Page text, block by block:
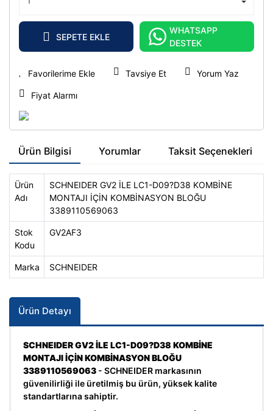
SEPETE EKLE
WHATSAPP
DESTEK
Tavsiye Et Yorum Yaz
Fiyat Alarmı
Ürün Bilgisi Yorumlar Taksit Seçenekleri
Ürün
Adı
SCHNEIDER GV2 İLE LC1-D09?D38 KOMBİNE
MONTAJI İÇİN KOMBİNASYON BLOĞU
3389110569063
Stok
Kodu
GV2AF3
Marka SCHNEIDER
Ürün Detayı
SCHNEIDER GV2 İLE LC1-D09?D38 KOMBİNE
MONTAJI İÇİN KOMBİNASYON BLOĞU
3389110569063 - SCHNEIDER markasının
güvenilirliği ile üretilmiş bu ürün, yüksek kalite
standartlarına sahiptir.